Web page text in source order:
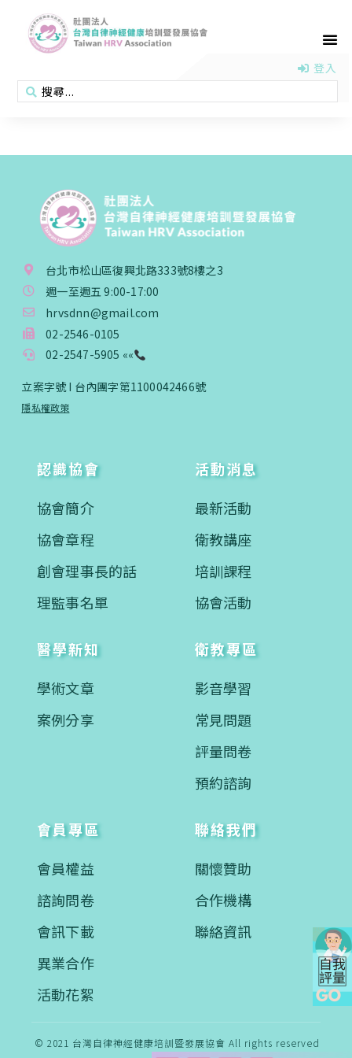
登入
台北市松山區復興北路333號8樓之3
週一至週五 9:00-17:00
hrvsdnn@gmail.com
02-2546-0105
02-2547-5905 ««
立案字號 I 台內團字第1100042466號
隱私權政策
認識協會
協會簡介
協會章程
創會理事長的話
理監事名單
活動消息
最新活動
衛教講座
培訓課程
協會活動
醫學新知
學術文章
案例分享
衛教專區
影音學習
常見問題
評量問卷
預約諮詢
會員專區
會員權益
諮詢問卷
會訊下載
異業合作
活動花絮
聯絡我們
關懷贊助
合作機構
聯絡資訊
© 2021 台灣自律神經健康培訓暨發展協會 All rights reserved
會審核通過後即通知您進行繳費，繳費資訊如下
——
個人會員:
入會費新臺幣1200元，於會員入會時繳納；常年會
費1200元，於每年度繳納。
團體會員:
入會費新臺幣3000元，於會員入會時繳納；常年會
費3000元，於每年度繳納。
戶名: 社團法人台灣自律神經健康培訓暨發展協會
銀行: (013) 國泰世華 南京東路分行